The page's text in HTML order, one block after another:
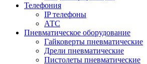
Телефония
IP телефоны
АТС
Пневматическое оборудование
Гайковерты пневматические
Дрели пневматические
Пистолеты пневматические